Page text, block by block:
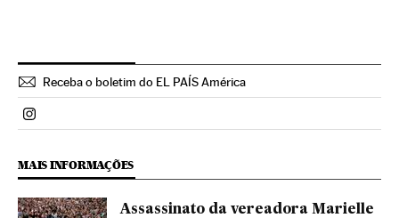
Receba o boletim do EL PAÍS América
Politica El País Brasil en Instagram
MAIS INFORMAÇÕES
Assassinato da vereadora Marielle